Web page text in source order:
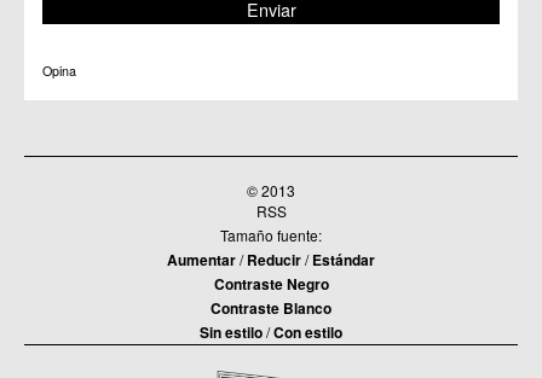
Opina
© 2013
RSS
Tamaño fuente:
Aumentar/Reducir/Estándar
Contraste Negro
Contraste Blanco
Sin estilo/Con estilo